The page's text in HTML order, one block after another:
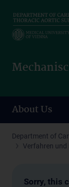
main
content
About Us
Department of
Verfahren und
Sorry, this